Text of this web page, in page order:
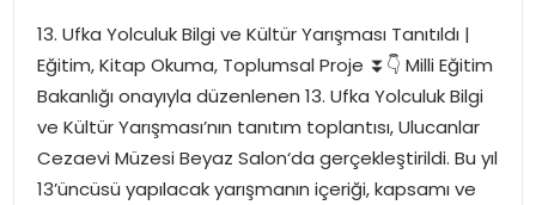
SOSYAL HABER
SPOR
EKONOMI
13. Ufka Yolculuk Bilgi ve Kültür Yarışması Tanıtıldı |
Eğitim, Kitap Okuma, Toplumsal Proje ⏬👇 Milli Eğitim
Bakanlığı onayıyla düzenlenen 13. Ufka Yolculuk Bilgi
ve Kültür Yarışması’nın tanıtım toplantısı, Ulucanlar
Cezaevi Müzesi Beyaz Salon‘da gerçekleştirildi. Bu yıl
13’üncüsü yapılacak yarışmanın içeriği, kapsamı ve